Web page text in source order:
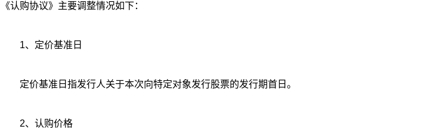
《认购协议》主要调整情况如下：
1、定价基准日
定价基准日指发行人关于本次向特定对象发行股票的发行期首日。
2、认购价格